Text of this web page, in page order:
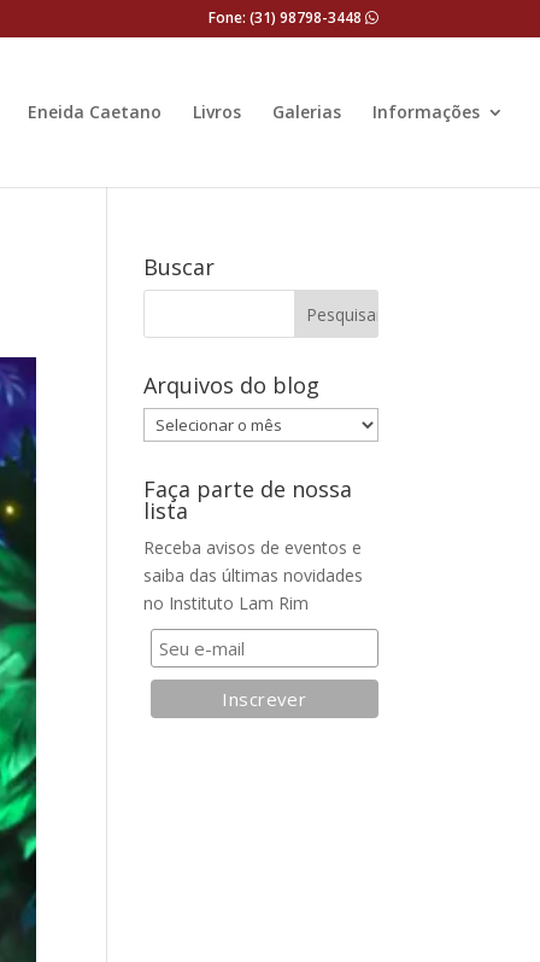
Fone: (31) 98798-3448
Eneida Caetano Livros Galerias Informações
Buscar
Arquivos do blog
Arquivos
do
blog
Faça parte de nossa
lista
Receba avisos de eventos e
saiba das últimas novidades
no Instituto Lam Rim